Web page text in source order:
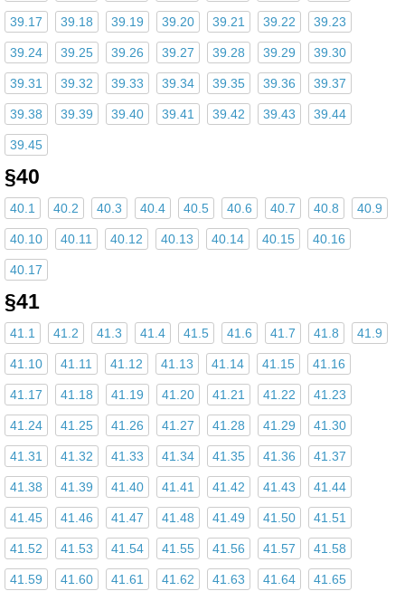
39.17 39.18 39.19 39.20 39.21 39.22 39.23
39.24 39.25 39.26 39.27 39.28 39.29 39.30
39.31 39.32 39.33 39.34 39.35 39.36 39.37
39.38 39.39 39.40 39.41 39.42 39.43 39.44
39.45
§40
40.1 40.2 40.3 40.4 40.5 40.6 40.7 40.8 40.9
40.10 40.11 40.12 40.13 40.14 40.15 40.16
40.17
§41
41.1 41.2 41.3 41.4 41.5 41.6 41.7 41.8 41.9
41.10 41.11 41.12 41.13 41.14 41.15 41.16
41.17 41.18 41.19 41.20 41.21 41.22 41.23
41.24 41.25 41.26 41.27 41.28 41.29 41.30
41.31 41.32 41.33 41.34 41.35 41.36 41.37
41.38 41.39 41.40 41.41 41.42 41.43 41.44
41.45 41.46 41.47 41.48 41.49 41.50 41.51
41.52 41.53 41.54 41.55 41.56 41.57 41.58
41.59 41.60 41.61 41.62 41.63 41.64 41.65